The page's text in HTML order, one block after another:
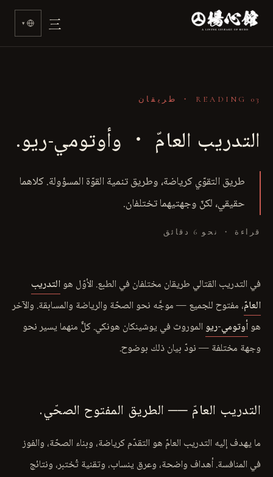
三
▾
READING 03 ・ طريقان
التدريب العامّ ・ وأوتومي-ريو.
طريق التقوّي كرياضة، وطريق تنمية القوّة المسؤولة. كلاهما
حقيقي، لكنّ وجهتيهما تختلفان.
قراءة ・ نحو 6 دقائق
في التدريب القتالي طريقان مختلفان في الطبع. الأوّل هوالتدريب
العامّ، مفتوح للجميع — موجَّه نحو الصحّة والرياضة والمسابقة. والآخر
هوأوتومي-ريوالموروث في يوشينكان هونكي. كلٌّ منهما يسير نحو
وجهة مختلفة — نودّ بيان ذلك بوضوح.
التدريب العامّ ── الطريق المفتوح الصحّي.
ما يهدف إليه التدريب العامّ هو التقدّم كرياضة، وبناء الصحّة، والفوز
في المنافسة. أهداف واضحة، وعرق ينساب، وتقنية تُختبر، ونتائج